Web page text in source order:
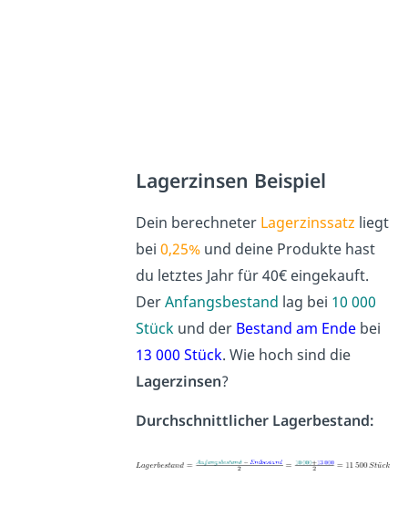
Lagerzinsen Beispiel
Dein berechneter Lagerzinssatz liegt
bei0,25% und deine Produkte hast
du letztes Jahr für 40€ eingekauft.
DerAnfangsbestand lag bei 10 000
Stück und der Bestand am Ende bei
13 000 Stück. Wie hoch sind die
Lagerzinsen?
Durchschnittlicher Lagerbestand: